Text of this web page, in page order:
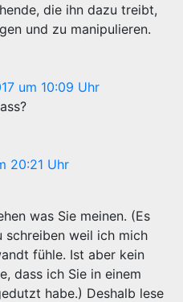
die ihn dazu treibt,
und zu manipulieren.
um 10:09 Uhr
20:21 Uhr
was Sie meinen. (Es
weil ich mich
fühle. Ist aber kein
dass ich Sie in einem
habe.) Deshalb lese